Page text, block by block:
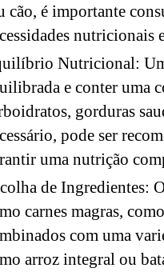
cão, é importante
nutricionais
Nutricional:
e conter uma
gorduras
pode ser
uma nutrição
de Ingredientes:
carnes magras,
com uma
arroz integral ou